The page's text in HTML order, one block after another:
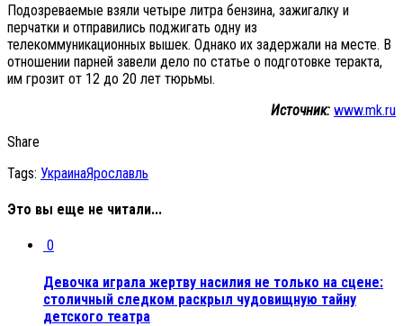
Подозреваемые взяли четыре литра бензина, зажигалку и
перчатки и отправились поджигать одну из
телекоммуникационных вышек. Однако их задержали на месте. В
отношении парней завели дело по статье о подготовке теракта,
им грозит от 12 до 20 лет тюрьмы.
Источник: www.mk.ru
Share
Tags: УкраинаЯрославль
Это вы еще не читали...
0
Девочка играла жертву насилия не только на сцене:
столичный следком раскрыл чудовищную тайну
детского театра